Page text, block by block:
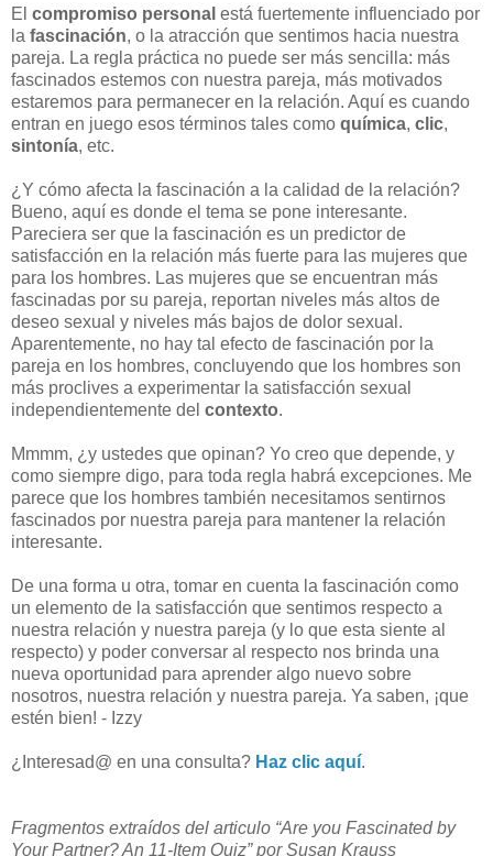
El compromiso personal está fuertemente influenciado por
la fascinación, o la atracción que sentimos hacia nuestra
pareja. La regla práctica no puede ser más sencilla: más
fascinados estemos con nuestra pareja, más motivados
estaremos para permanecer en la relación. Aquí es cuando
entran en juego esos términos tales como química, clic,
sintonía, etc.
¿Y cómo afecta la fascinación a la calidad de la relación?
Bueno, aquí es donde el tema se pone interesante.
Pareciera ser que la fascinación es un predictor de
satisfacción en la relación más fuerte para las mujeres que
para los hombres. Las mujeres que se encuentran más
fascinadas por su pareja, reportan niveles más altos de
deseo sexual y niveles más bajos de dolor sexual.
Aparentemente, no hay tal efecto de fascinación por la
pareja en los hombres, concluyendo que los hombres son
más proclives a experimentar la satisfacción sexual
independientemente del contexto.
Mmmm, ¿y ustedes que opinan? Yo creo que depende, y
como siempre digo, para toda regla habrá excepciones. Me
parece que los hombres también necesitamos sentirnos
fascinados por nuestra pareja para mantener la relación
interesante.
De una forma u otra, tomar en cuenta la fascinación como
un elemento de la satisfacción que sentimos respecto a
nuestra relación y nuestra pareja (y lo que esta siente al
respecto) y poder conversar al respecto nos brinda una
nueva oportunidad para aprender algo nuevo sobre
nosotros, nuestra relación y nuestra pareja. Ya saben, ¡que
estén bien! - Izzy
¿Interesad@ en una consulta? Haz clic aquí.
Fragmentos extraídos del articulo “Are you Fascinated by
Your Partner? An 11-Item Quiz” por Susan Krauss